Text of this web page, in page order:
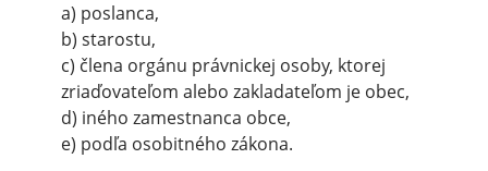
a) poslanca,
b) starostu,
c) člena orgánu právnickej osoby, ktorej
zriaďovateľom alebo zakladateľom je obec,
d) iného zamestnanca obce,
e) podľa osobitného zákona.